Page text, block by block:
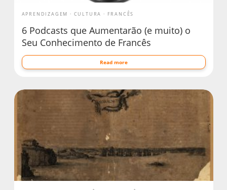
APRENDIZAGEM CULTURA FRANCÊS
6 Podcasts que Aumentarão (e muito) o
Seu Conhecimento de Francês
Read more